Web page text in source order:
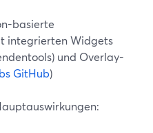
basierte
integrierten Widgets
und Overlay-
GitHub)